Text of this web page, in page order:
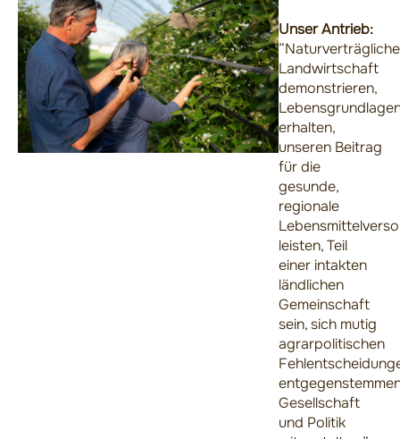
Unser Antrieb:
”Naturverträgliche
Landwirtschaft
demonstrieren,
erhalten,
unseren Beitrag
für die
gesunde,
regionale
leisten, Teil
einer intakten
ländlichen
Gemeinschaft
sein, sich mutig
agrarpolitischen
Gesellschaft
und Politik